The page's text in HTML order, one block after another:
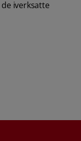
iverksatte